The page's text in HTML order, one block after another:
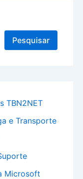
Pesquisar
TBN2NET
e Transporte
Microsoft